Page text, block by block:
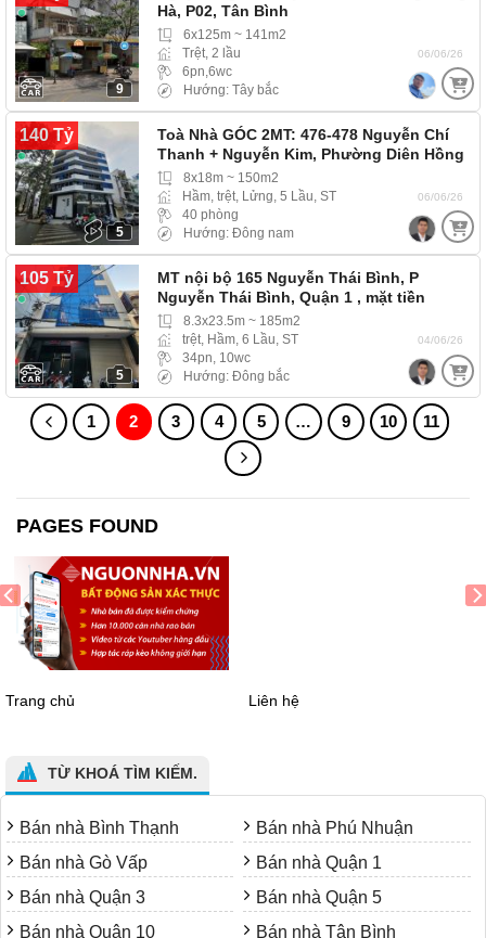
9
Hà, P02, Tân Bình
6x125m ~ 141m2
Trệt, 2 lầu
6pn,6wc
Hướng: Tây bắc
06/06/26
140 Tỷ
5
Toà Nhà GÓC 2MT: 476-478 Nguyễn Chí
Thanh + Nguyễn Kim, Phường Diên Hồng
8x18m ~ 150m2
Hầm, trệt, Lửng, 5 Lầu, ST
40 phòng
Hướng: Đông nam
06/06/26
105 Tỷ
5
MT nội bộ 165 Nguyễn Thái Bình, P
Nguyễn Thái Bình, Quận 1 , mặt tiền
tiện…8.3x23.5m ~ 185m2
trệt, Hầm, 6 Lầu, ST
34pn, 10wc
Hướng: Đông bắc
04/06/26
1 2 3 4 5 … 9 10 11
PAGES FOUND
Trang chủ Liên hệ
TỪ KHOÁ TÌM KIẾM.
Bán nhà Bình Thạnh
Bán nhà Phú Nhuận
Bán nhà Gò Vấp
Bán nhà Quận 1
Bán nhà Quận 3
Bán nhà Quận 5
Bán nhà Quận 10
Bán nhà Tân Bình